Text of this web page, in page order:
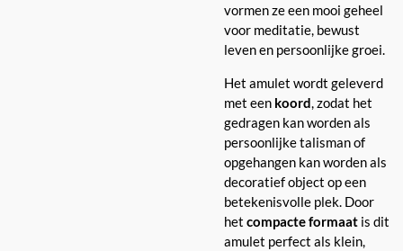
vormen ze een mooi geheel
voor meditatie, bewust
leven en persoonlijke groei.
Het amulet wordt geleverd
met een koord, zodat het
gedragen kan worden als
persoonlijke talisman of
opgehangen kan worden als
decoratief object op een
betekenisvolle plek. Door
het compacte formaat is dit
amulet perfect als klein,